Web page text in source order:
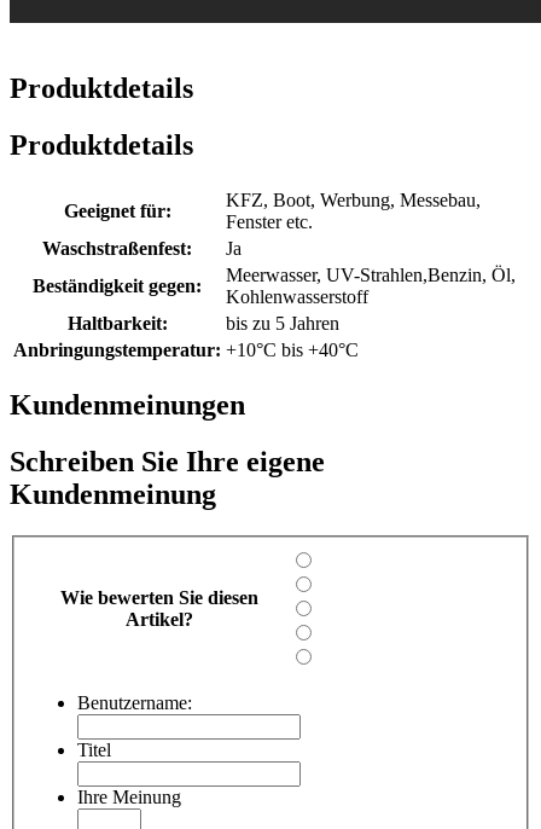
Produktdetails
Produktdetails
Geeignet für:
KFZ, Boot, Werbung, Messebau,
Fenster etc.
Waschstraßenfest:
Ja
Beständigkeit gegen:
Meerwasser, UV-Strahlen,Benzin, Öl,
Kohlenwasserstoff
Haltbarkeit:
bis zu 5 Jahren
Anbringungstemperatur: +10°C bis +40°C
Kundenmeinungen
Schreiben Sie Ihre eigene
Kundenmeinung
Wie bewerten Sie diesen
Artikel?
Benutzername:
Titel
Ihre Meinung